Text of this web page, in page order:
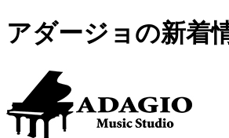
アダージョの新着